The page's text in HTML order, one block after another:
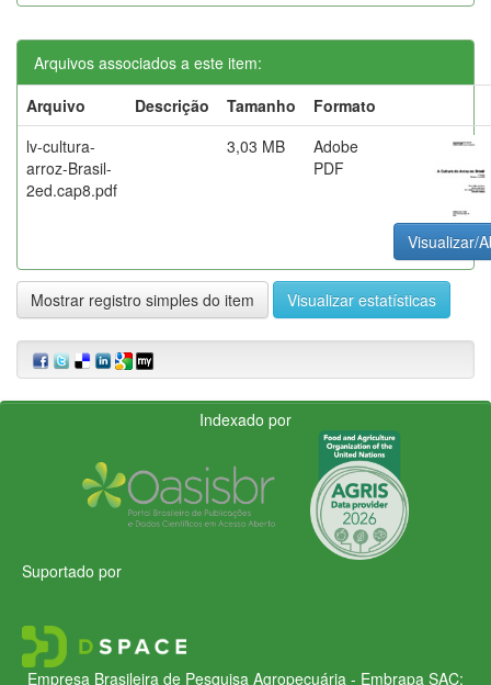
Arquivos associados a este item:
Arquivo
Descrição Tamanho
Formato
lv-cultura-
arroz-Brasil-
2ed.cap8.pdf
3,03 MB
Adobe
PDF
Visualizar/
Mostrar registro simples do item Visualizar estatísticas
Indexado por
Suportado por
Empresa Brasileira de Pesquisa Agropecuária - Embrapa SAC: